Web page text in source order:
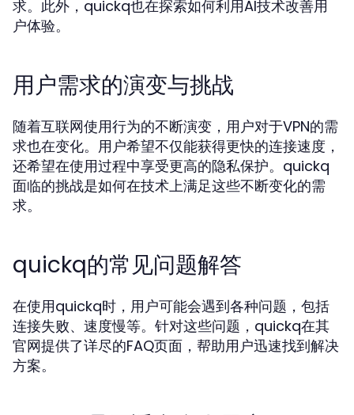
求。此外，quickq也在探索如何利用AI技术改善用
户体验。
用户需求的演变与挑战
随着互联网使用行为的不断演变，用户对于VPN的需
求也在变化。用户希望不仅能获得更快的连接速度，
还希望在使用过程中享受更高的隐私保护。quickq
面临的挑战是如何在技术上满足这些不断变化的需
求。
quickq的常见问题解答
在使用quickq时，用户可能会遇到各种问题，包括
连接失败、速度慢等。针对这些问题，quickq在其
官网提供了详尽的FAQ页面，帮助用户迅速找到解决
方案。